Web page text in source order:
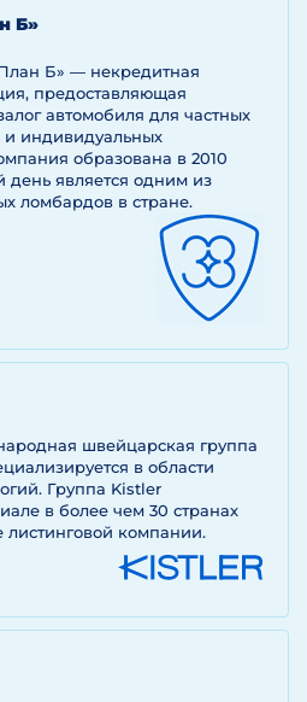
Б»
Б» — некредитная
предоставляющая
автомобиля для частных
индивидуальных
образована в 2010
день является одним из
ломбардов в стране.
швейцарская группа
в области
Группа Kistler
в более чем 30 странах
листинговой компании.